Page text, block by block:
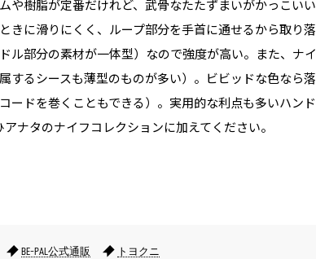
や樹脂が定番だけれど、武骨なたたずまいがかっこいい
きに滑りにくく、ループ部分を手首に通せるから取り落
ル部分の素材が一体型）なので強度が高い。また、ナイ
するシースも薄型のものが多い）。ビビッドな色なら落
ードを巻くこともできる）。実用的な利点も多いハンド
ナタのナイフコレクションに加えてください。
BE-PAL公式通販 トヨクニ